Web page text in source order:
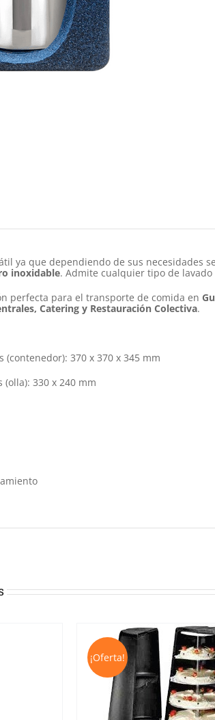
ya que dependiendo de sus necesidades
inoxidable. Admite cualquier tipo de
perfecta para el transporte de comida en
Catering y Restauración Colectiva.
(contenedor): 370 x 370 x 345 mm
330 x 240 mm
¡Oferta!